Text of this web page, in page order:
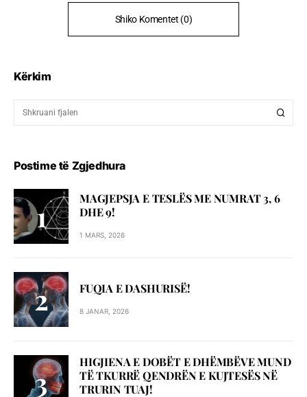
Shiko Komentet (0)
Kërkim
Postime të Zgjedhura
MAGJEPSJA E TESLËS ME NUMRAT 3, 6
DHE 9!
1 MARS, 2026
FUQIA E DASHURISË!
8 JANAR, 2026
HIGJIENA E DOBËT E DHËMBËVE MUND
TË TKURRË QENDRËN E KUJTESËS NË
TRURIN TUAJ!